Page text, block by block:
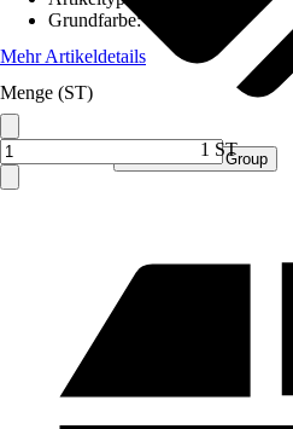
Verkauf durch: Procommerce Group
Grundfarbe:
Mehr Artikeldetails
Menge (ST)
1 ST